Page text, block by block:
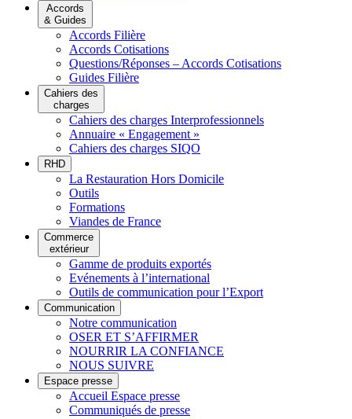
Accords
& Guides
Accords Filière
Accords Cotisations
Questions/Réponses – Accords Cotisations
Guides Filière
Cahiers des
charges
Cahiers des charges Interprofessionnels
Annuaire « Engagement »
Cahiers des charges SIQO
RHD
La Restauration Hors Domicile
Outils
Formations
Viandes de France
Commerce
extérieur
Gamme de produits exportés
Evénements à l’international
Outils de communication pour l’Export
Communication
Notre communication
OSER ET S’AFFIRMER
NOURRIR LA CONFIANCE
NOUS SUIVRE
Espace presse
Accueil Espace presse
Communiqués de presse